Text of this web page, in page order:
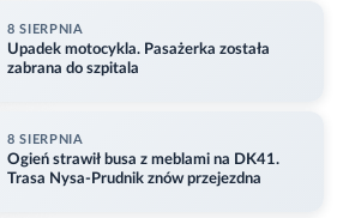
8 SIERPNIA
Upadek motocykla. Pasażerka została
zabrana do szpitala
8 SIERPNIA
Ogień strawił busa z meblami na DK41.
Trasa Nysa-Prudnik znów przejezdna